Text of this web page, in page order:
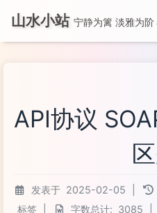
山水小站 宁静为篱 淡雅为
API协议 SOAP REST gRPC
发表于 2025-02-05
标签
字数总计: 3085